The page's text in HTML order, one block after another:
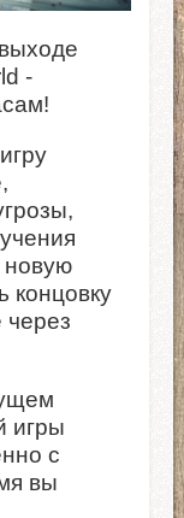
-
новую
концовку
игры
с
вы